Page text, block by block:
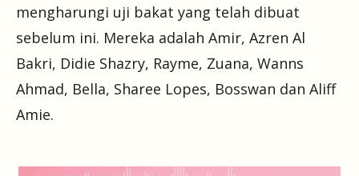
mengharungi uji bakat yang telah dibuat
sebelum ini. Mereka adalah Amir, Azren Al
Bakri, Didie Shazry, Rayme, Zuana, Wanns
Ahmad, Bella, Sharee Lopes, Bosswan dan Aliff
Amie.